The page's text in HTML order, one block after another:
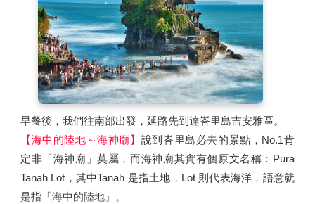
遠。在此公園前的街道即被命名為”猴子森林路”。此條路上
有大大小小不同的商家，就算不買東西，光是走走看看便很
有意思，來到這裡您一定不能錯過。
早餐後，我們往南部出發，延路先到達峇里島吉安雅區。
【海中的陸地～海神廟 】 說到峇里島必去的景點，No.1肯
定非「海神廟」莫屬，而海神廟其實有個原文名稱：Pura
Tanah Lot，其中Tanah 是指土地，Lot 則代表海洋，語意就
是指「海中的陸地」。